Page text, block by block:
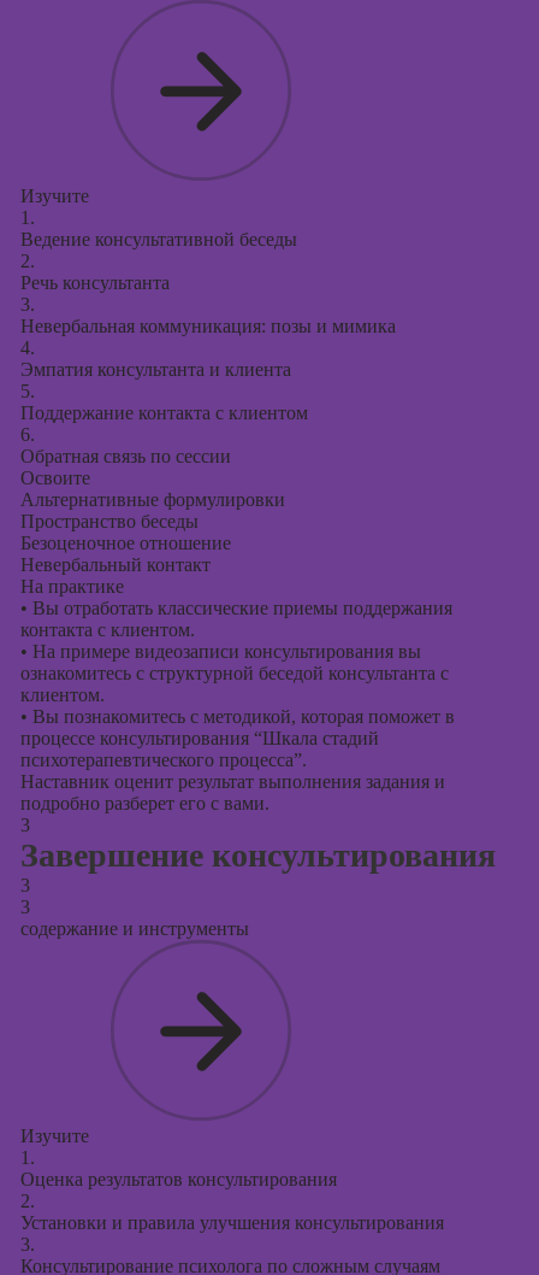
Изучите
1.
Ведение консультативной беседы
2.
Речь консультанта
3.
Невербальная коммуникация: позы и мимика
4.
Эмпатия консультанта и клиента
5.
Поддержание контакта с клиентом
6.
Обратная связь по сессии
Освоите
Альтернативные формулировки
Пространство беседы
Безоценочное отношение
Невербальный контакт
На практике
• Вы отработать классические приемы поддержания
контакта с клиентом.
• На примере видеозаписи консультирования вы
ознакомитесь с структурной беседой консультанта с
клиентом.
• Вы познакомитесь с методикой, которая поможет в
процессе консультирования “Шкала стадий
психотерапевтического процесса”.
Наставник оценит результат выполнения задания и
подробно разберет его с вами.
3
Завершение консультирования
3
3
содержание и инструменты
Изучите
1.
Оценка результатов консультирования
2.
Установки и правила улучшения консультирования
3.
Консультирование психолога по сложным случаям